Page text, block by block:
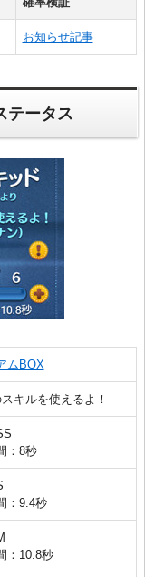
お知らせ記事
テータス
ムBOX
キルを使えるよ！
：8秒
：9.4秒
：10.8秒